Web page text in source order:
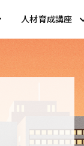
人材育成講座